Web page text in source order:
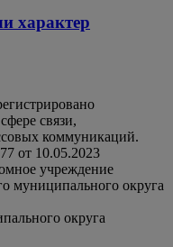
характер
связи,
коммуникаций.
от 10.05.2023
учреждение
муниципального округа
округа